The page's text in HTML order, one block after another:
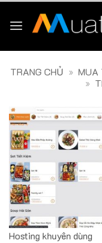
TRANG CHỦ » MUA
»
Hosting khuyên dùng